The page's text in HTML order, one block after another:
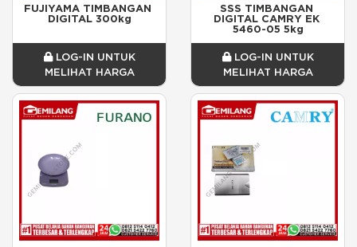
FUJIYAMA TIMBANGAN
DIGITAL 300kg
LOG-IN UNTUK
MELIHAT HARGA
SSS TIMBANGAN
DIGITAL CAMRY EK
5460-05 5kg
LOG-IN UNTUK
MELIHAT HARGA